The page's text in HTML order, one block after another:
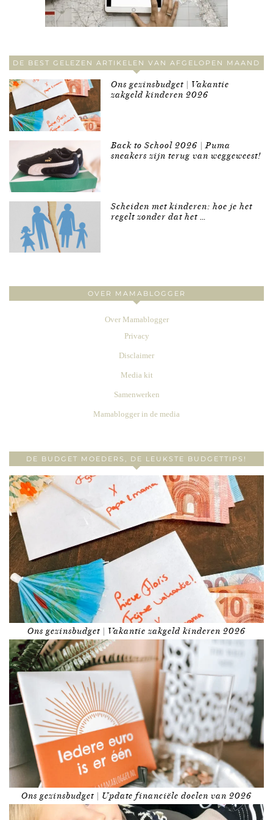
DE BEST GELEZEN ARTIKELEN VAN AFGELOPEN MAAND
Ons gezinsbudget | Vakantie
zakgeld kinderen 2026
Back to School 2026 | Puma
sneakers zijn terug van weggeweest!
Scheiden met kinderen: hoe je het
regelt zonder dat het …
OVER MAMABLOGGER
Over Mamablogger
Privacy
Disclaimer
Media kit
Samenwerken
Mamablogger in de media
DE BUDGET MOEDERS, DE LEUKSTE BUDGETTIPS!
Ons gezinsbudget | Vakantie zakgeld kinderen 2026
Ons gezinsbudget | Update financiële doelen van 2026